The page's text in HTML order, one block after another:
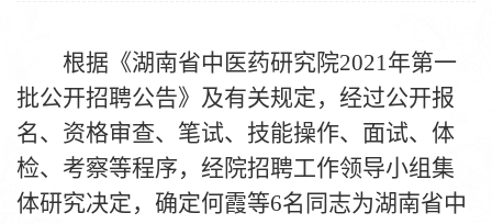
根据《湖南省中医药研究院2021年第一
批公开招聘公告》及有关规定，经过公开报
名、资格审查、笔试、技能操作、面试、体
检、考察等程序，经院招聘工作领导小组集
体研究决定，确定何霞等6名同志为湖南省中